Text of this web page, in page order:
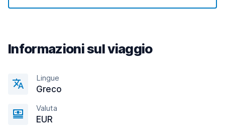
Informazioni sul viaggio
Lingue
Greco
Valuta
EUR